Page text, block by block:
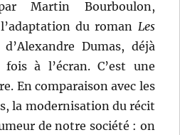
Martin Bourboulon,
du roman Les
d’Alexandre Dumas, déjà
à l’écran. C’est une
En comparaison avec les
la modernisation du récit
de notre société : on